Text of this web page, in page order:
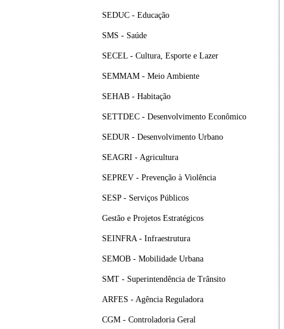
SEDUC - Educação
SMS - Saúde
SECEL - Cultura, Esporte e Lazer
SEMMAM - Meio Ambiente
SEHAB - Habitação
SETTDEC - Desenvolvimento Econômico
SEDUR - Desenvolvimento Urbano
SEAGRI - Agricultura
SEPREV - Prevenção à Violência
SESP - Serviços Públicos
Gestão e Projetos Estratégicos
SEINFRA - Infraestrutura
SEMOB - Mobilidade Urbana
SMT - Superintendência de Trânsito
ARFES - Agência Reguladora
CGM - Controladoria Geral